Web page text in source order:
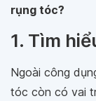
rụng tóc?
1. Tìm
Ngoài công
tóc còn có vai